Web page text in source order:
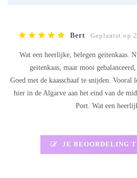
Bert Geplaatst op
Wat een heerlijke, belegen geitenkaas.
geitenkaas, maar mooi
Goed met de kaasschaaf te snijden. Vooral
hier in de Algarve aan het eind van de
Port. Wat een
JE BEOORDELING